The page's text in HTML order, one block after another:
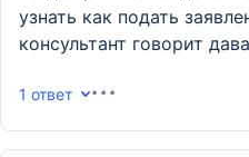
узнать как подать
консультант говорит
1 ответ